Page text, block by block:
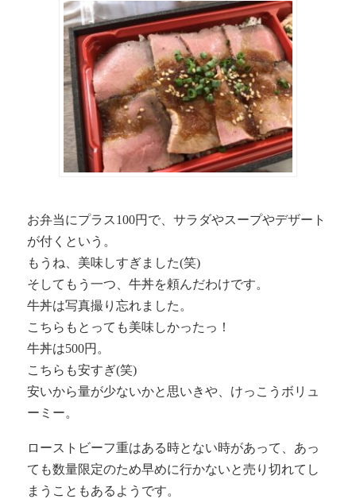
お弁当にプラス100円で、サラダやスープやデザート
が付くという。
もうね、美味しすぎました(笑)
そしてもう一つ、牛丼を頼んだわけです。
牛丼は写真撮り忘れました。
こちらもとっても美味しかったっ！
牛丼は500円。
こちらも安すぎ(笑)
安いから量が少ないかと思いきや、けっこうボリュ
ーミー。
ローストビーフ重はある時とない時があって、あっ
ても数量限定のため早めに行かないと売り切れてし
まうこともあるようです。